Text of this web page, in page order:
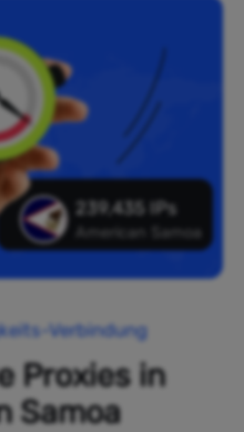
239,435 IPs
American Samoa
Verbindung
Proxies in
Samoa